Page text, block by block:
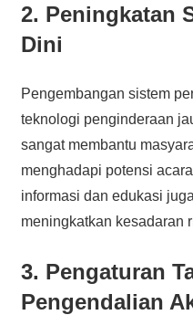
2. Peningkatan
Dini
Pengembangan sistem
teknologi penginderaan
sangat membantu
menghadapi potensi acara
informasi dan edukasi
meningkatkan kesadaran
3. Pengaturan
Pengendalian